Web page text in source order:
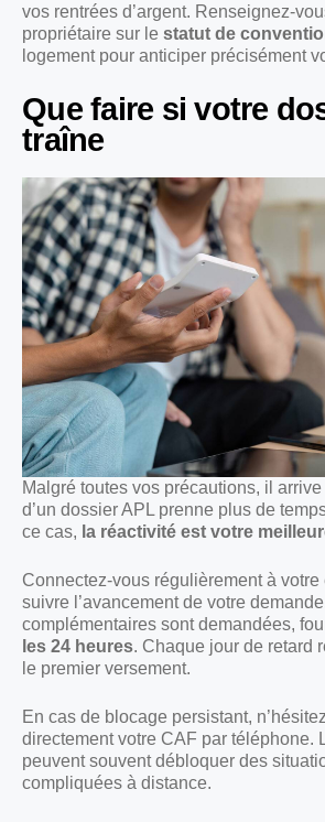
vos rentrées d’argent. Renseignez-
propriétaire sur le statut de
logement pour anticiper précisément
Que faire si votre
traîne
Malgré toutes vos précautions, il
d’un dossier APL prenne plus de
ce cas, la réactivité est votre
Connectez-vous régulièrement à
suivre l’avancement de votre
complémentaires sont demandées,
les 24 heures. Chaque jour de retard
le premier versement.
En cas de blocage persistant,
directement votre CAF par téléphone.
peuvent souvent débloquer des
compliquées à distance.